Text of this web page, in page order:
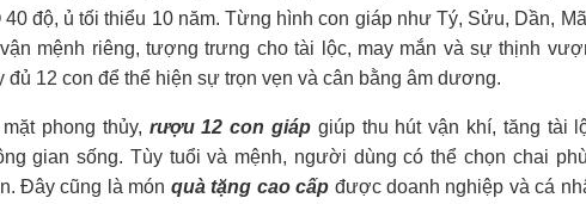
40 độ, ủ tối thiểu 10 năm. Từng hình con giáp như Tý, Sửu, Dần,
mệnh riêng, tượng trưng cho tài lộc, may mắn và sự thịnh
đủ 12 con để thể hiện sự trọn vẹn và cân bằng âm dương.
phong thủy, rượu 12 con giáp giúp thu hút vận khí, tăng tài
gian sống. Tùy tuổi và mệnh, người dùng có thể chọn chai
Đây cũng là món quà tặng cao cấp được doanh nghiệp và cá